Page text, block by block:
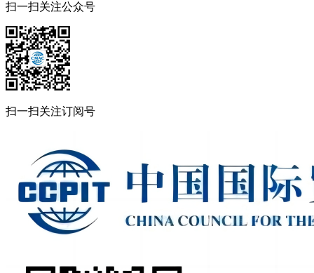
扫一扫关注公众号
扫一扫关注订阅号